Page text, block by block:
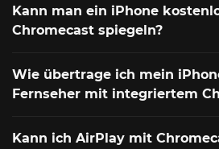
Kann man ein iPhone
Chromecast spiegeln?
Wie übertrage ich mein
Fernseher mit integriertem
Kann ich AirPlay mit